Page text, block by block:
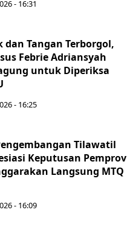
- 16:31
dan Tangan Terborgol,
Febrie Adriansyah
untuk Diperiksa
- 16:25
Tilawatil
Keputusan Pemprov
Langsung MTQ
- 16:09